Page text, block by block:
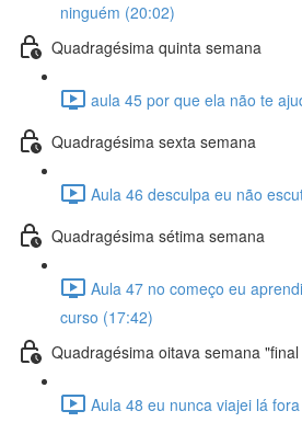
ninguém (20:02)
Quadragésima quinta semana
aula 45 por que ela não te
Quadragésima sexta semana
Aula 46 desculpa eu não
Quadragésima sétima semana
Aula 47 no começo eu
curso (17:42)
Quadragésima oitava semana
Aula 48 eu nunca viajei lá